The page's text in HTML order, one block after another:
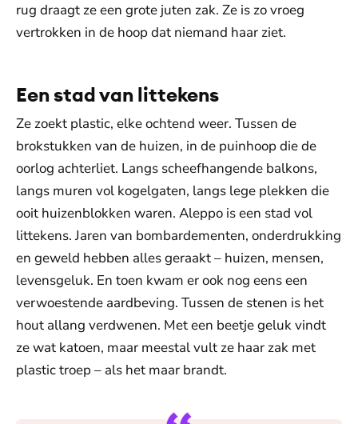
rug draagt ze een grote juten zak. Ze is zo vroeg
vertrokken in de hoop dat niemand haar ziet.
Een stad van littekens
Ze zoekt plastic, elke ochtend weer. Tussen de
brokstukken van de huizen, in de puinhoop die de
oorlog achterliet. Langs scheefhangende balkons,
langs muren vol kogelgaten, langs lege plekken die
ooit huizenblokken waren. Aleppo is een stad vol
littekens. Jaren van bombardementen, onderdrukking
en geweld hebben alles geraakt – huizen, mensen,
levensgeluk. En toen kwam er ook nog eens een
verwoestende aardbeving. Tussen de stenen is het
hout allang verdwenen. Met een beetje geluk vindt
ze wat katoen, maar meestal vult ze haar zak met
plastic troep – als het maar brandt.